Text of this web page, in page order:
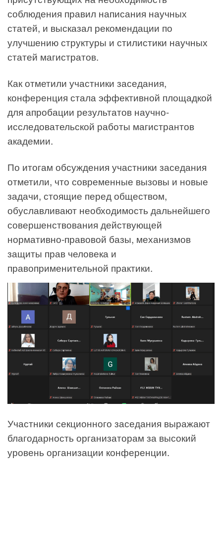
соблюдения правил написания научных
статей, и высказал рекомендации по
улучшению структуры и стилистики научных
статей магистратов.
Как отметили участники заседания,
конференция стала эффективной площадкой
для апробации результатов научно-
исследовательской работы магистрантов
академии.
По итогам обсуждения участники заседания
отметили, что современные вызовы и новые
задачи, стоящие перед обществом,
обуславливают необходимость дальнейшего
совершенствования действующей
нормативно-правовой базы, механизмов
защиты прав человека и
правоприменительной практики.
Участники секционного заседания выражают
благодарность организаторам за высокий
уровень организации конференции.